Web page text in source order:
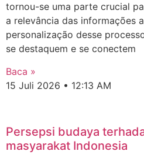
tornou-se uma parte crucial
a relevância das informações
personalização desse
se destaquem e se conectem
Baca »
15 Juli 2026
12:13 AM
Persepsi budaya
masyarakat Indonesia